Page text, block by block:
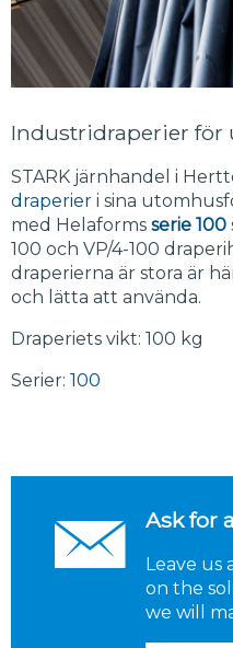
Industridraperier för
STARK järnhandel i
draperier i sina
med Helaforms serie 100
100 och VP/4-100
draperierna är stora är
och lätta att använda.
Draperiets vikt: 100 kg
Serier: 100
Ask for
Leave us
on the
we will